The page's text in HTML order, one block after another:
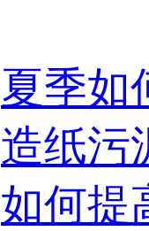
夏季如
造纸污
如何提